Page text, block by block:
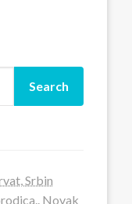
Srbin
Novak